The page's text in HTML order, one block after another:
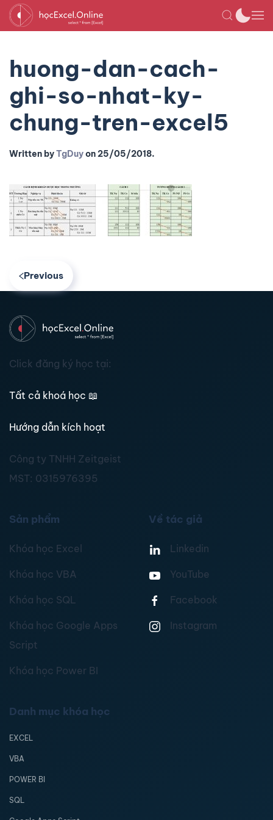
huong-dan-cach-
ghi-so-nhat-ky-
chung-tren-excel5
Written byTgDuyon25/05/2018.
Previous
Click đăng ký học tại:
Tất cả khoá học 📖
Hướng dẫn kích hoạt
Công ty TNHH Zeitgeist
MST: 0315976395
Sản phẩm
Khóa học Excel
Khóa học VBA
Khóa học SQL
Khóa học Google Apps
Script
Khóa học Power BI
Về tác giả
Linkedin
YouTube
Facebook
Instagram
Danh mục khóa học
EXCEL
VBA
POWER BI
SQL